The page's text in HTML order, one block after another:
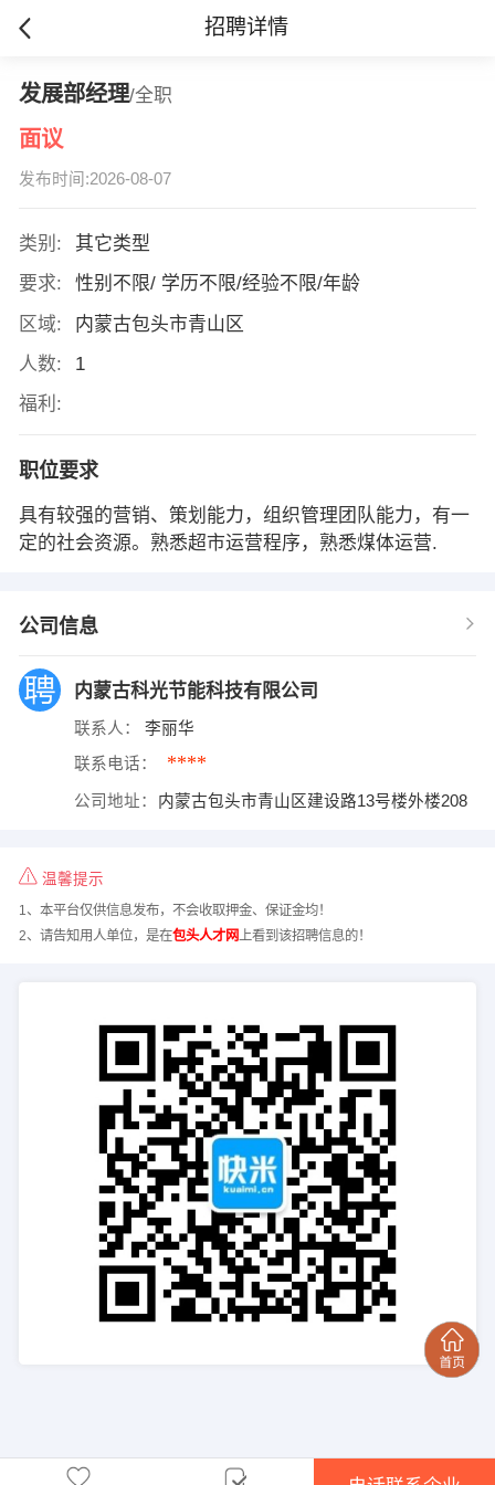
招聘详情
发展部经理/全职
面议
发布时间:2026-08-07
类别:
其它类型
要求:
性别不限/ 学历不限/经验不限/年龄
区域:
内蒙古包头市青山区
人数:
1
福利:
职位要求
具有较强的营销、策划能力，组织管理团队能力，有一
定的社会资源。熟悉超市运营程序，熟悉煤体运营.
公司信息
内蒙古科光节能科技有限公司
联系人： 李丽华
联系电话： ****
公司地址： 内蒙古包头市青山区建设路13号楼外楼208
温馨提示
1、本平台仅供信息发布，不会收取押金、保证金均！
2、请告知用人单位，是在包头人才网上看到该招聘信息的！